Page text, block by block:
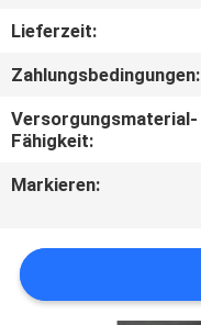
SITEMAP
PRIVACY
POLICY
Lieferzeit:
Zahlungsbedingungen:
Versorgungsmaterial-
Fähigkeit:
Markieren: